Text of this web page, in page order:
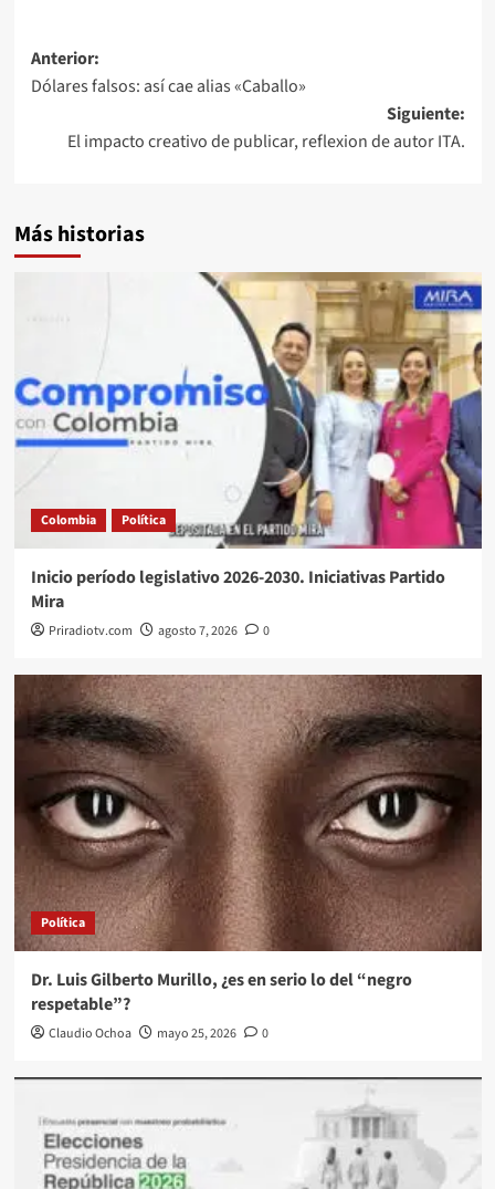
Navegación
de
entradas
Anterior:
Dólares falsos: así cae alias «Caballo»
Siguiente:
El impacto creativo de publicar, reflexion de autor ITA.
Más historias
Colombia Política
Inicio período legislativo 2026-2030. Iniciativas Partido
Mira
Priradiotv.com agosto 7, 2026 0
Política
Dr. Luis Gilberto Murillo, ¿es en serio lo del “negro
respetable”?
Claudio Ochoa mayo 25, 2026 0